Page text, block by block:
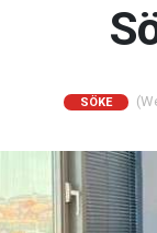
SÖKE